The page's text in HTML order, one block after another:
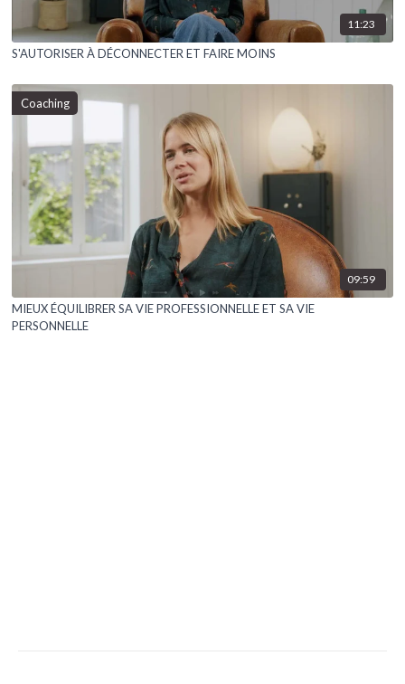
11:23
S'AUTORISER À DÉCONNECTER ET FAIRE MOINS
Coaching
09:59
MIEUX ÉQUILIBRER SA VIE PROFESSIONNELLE ET SA VIE
PERSONNELLE